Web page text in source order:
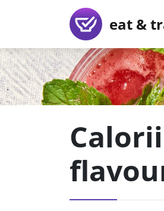
eat &